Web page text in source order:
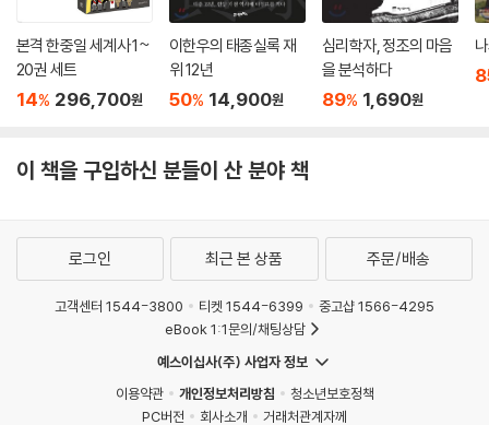
나라 뺏긴 고양이. 병약했던 마지막 임금·847
- 독차(毒茶)를 마신 조선의 마지막 왕자
- 주인공이 참석하지 않은 황제 즉위식
부록 2 | 조선을 배경으로 한 드라마 목록·497
바로 우리 모두가 사회에 대한 끊임없는 관심과 애정을 가져야 가능한 일
일 겁니다. 우리 손으로 직접 세종을 선택할 수도 있고, 연산군을 선택할 수
도 있는 것입니다.
---「에필로그」중에서
본격 한중일 세계사 1~
20권 세트
14% 296,700원
이한우의 태종실록 재
위 12년
50% 14,900원
심리학자, 정조의 마음
을 분석하다
89% 1,690원
이 책을 구입하신 분들이 산 분야 책
로그인 최근 본 상품 주문/배송
고객센터 1544-3800 티켓 1544-6399
중고샵 1566-4295
eBook 1:1문의/채팅상담
예스이십사(주) 사업자 정보
이용약관
개인정보처리방침
청소년보호정책
PC버전
회사소개 거래처관계자께